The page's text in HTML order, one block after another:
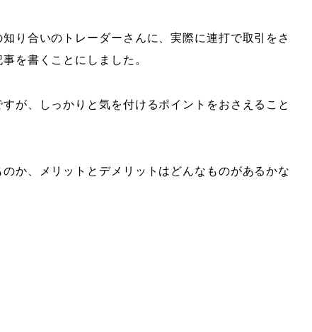
り合いのトレーダーさんに、実際に連打で取引をさ
を書くことにしました。
が、しっかりと気を付けるポイントをおさえること
か、メリットとデメリットはどんなものがあるかな